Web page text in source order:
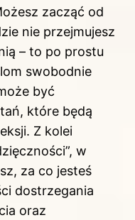
zacząć od
nie przejmujesz
– to po prostu
swobodnie
być
które będą
Z kolei
w
za co jesteś
dostrzegania
oraz